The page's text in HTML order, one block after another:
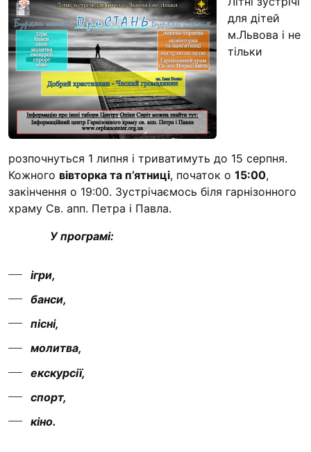
Одна церква – одна
одна родина
Чемпіонат з міні-
“КОПА”
Як допомогти
Ми помолимося
З рук в руки
Підтримати сім’ю
Юричко
для дітей
м.Львова і не
тільки
розпочнуться 1 липня і триватимуть до 15 серпня.
Кожного вівторка та п’ятниці, початок о 15:00,
закінчення о 19:00. Зустрічаємось біля гарнізонного
храму Св. апп. Петра і Павла.
У програмі:
ігри,
банси,
пісні,
молитва,
екскурсії,
спорт,
кіно.